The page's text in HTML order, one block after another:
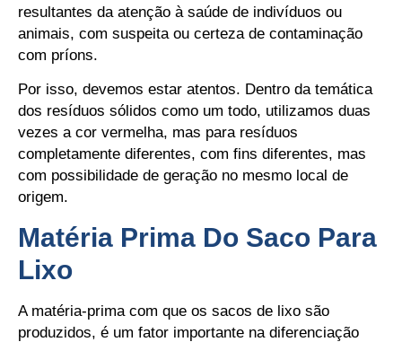
resultantes da atenção à saúde de indivíduos ou
animais, com suspeita ou certeza de contaminação
com príons.
Por isso, devemos estar atentos. Dentro da temática
dos resíduos sólidos como um todo, utilizamos duas
vezes a cor vermelha, mas para resíduos
completamente diferentes, com fins diferentes, mas
com possibilidade de geração no mesmo local de
origem.
Matéria Prima Do Saco Para
Lixo
A matéria-prima com que os sacos de lixo são
produzidos, é um fator importante na diferenciação